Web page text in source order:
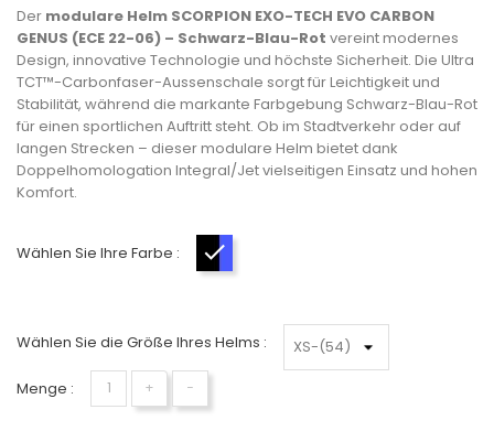
Der modulare Helm SCORPION EXO-TECH EVO CARBON
GENUS (ECE 22-06) – Schwarz-Blau-Rot vereint modernes
Design, innovative Technologie und höchste Sicherheit. Die Ultra
TCT™-Carbonfaser-Aussenschale sorgt für Leichtigkeit und
Stabilität, während die markante Farbgebung Schwarz-Blau-Rot
für einen sportlichen Auftritt steht. Ob im Stadtverkehr oder auf
langen Strecken – dieser modulare Helm bietet dank
Doppelhomologation Integral/Jet vielseitigen Einsatz und hohen
Komfort.
Wählen Sie Ihre Farbe :
Wählen Sie die Größe Ihres Helms :
Menge : + −